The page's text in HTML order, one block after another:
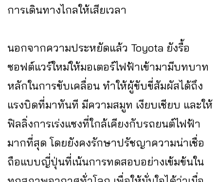
การเดินทางไกลให้เสียเวลา
นอกจากความประหยัดแล้ว Toyota ยังรื้อ
ซอฟต์แวร์ใหม่ให้มอเตอร์ไฟฟ้าเข้ามามีบทบาท
หลักในการขับเคลื่อน ทำให้ผู้ขับขี่สัมผัสได้ถึง
แรงบิดที่มาทันที มีความสมูท เงียบเชียบ และให้
ฟิลลิ่งการเร่งแซงที่ใกล้เคียงกับรถยนต์ไฟฟ้า
มากที่สุด โดยยังคงรักษาปรัชญาความน่าเชื่อ
ถือแบบญี่ปุ่นที่เน้นการทดสอบอย่างเข้มข้นใน